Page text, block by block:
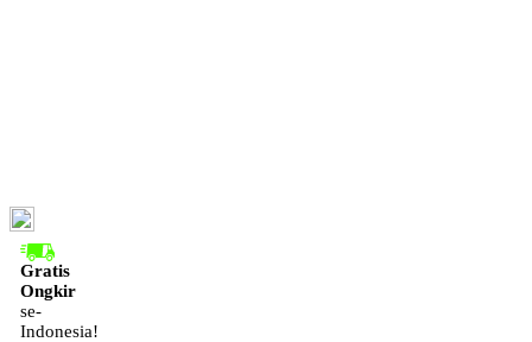
Gratis
Ongkir
se-
Indonesia!